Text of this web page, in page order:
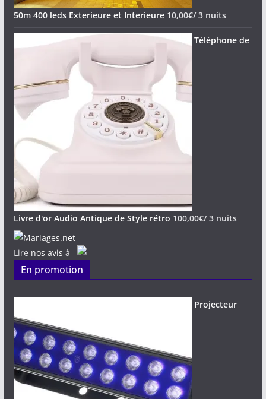
50m 400 leds Exterieure et Interieure 10,00€/ 3 nuits
Téléphone de
Livre d'or Audio Antique de Style rétro 100,00€/ 3 nuits
Lire nos avis à
En promotion
Projecteur